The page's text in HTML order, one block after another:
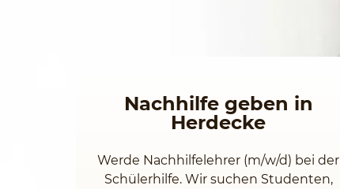
Nachhilfe geben in
Herdecke
Werde Nachhilfelehrer (m/w/d) bei der
Schülerhilfe. Wir suchen Studenten,